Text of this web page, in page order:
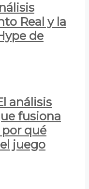
Real y la
de
análisis
fusiona
qué
juego